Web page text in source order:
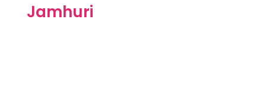
Jamhuri